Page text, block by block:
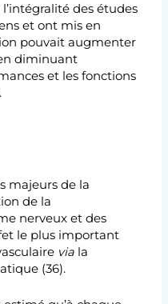
des études
et ont mis en
pouvait augmenter
diminuant
et les fonctions
majeurs de la
de la
nerveux et des
le plus important
via la
(36).